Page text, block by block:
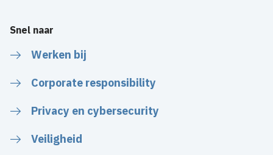
Snel naar
Werken bij
Corporate responsibility
Privacy en cybersecurity
Veiligheid